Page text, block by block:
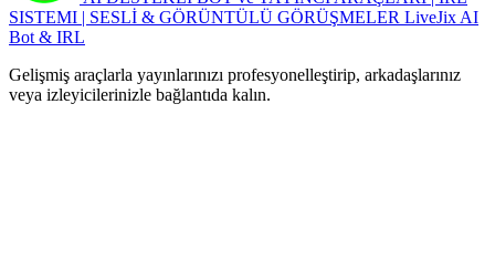
SISTEMI | SESLİ & GÖRÜNTÜLÜ GÖRÜŞMELER LiveJix AI
Bot & IRL
Gelişmiş araçlarla yayınlarınızı profesyonelleştirip, arkadaşlarınız
veya izleyicilerinizle bağlantıda kalın.